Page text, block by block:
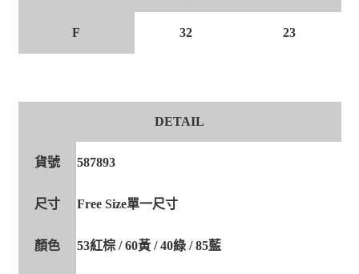
F 32 23
DETAIL
貨號 587893
尺寸 Free Size單一尺寸
顏色 53紅棕 / 60黃 / 40綠 / 85藍